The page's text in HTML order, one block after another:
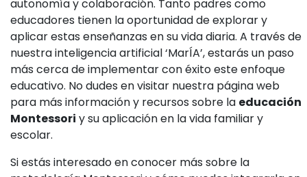
autonomía y colaboración. Tanto padres como
educadores tienen la oportunidad de explorar y
aplicar estas enseñanzas en su vida diaria. A través de
nuestra inteligencia artificial ‘MarÍA’, estarás un paso
más cerca de implementar con éxito este enfoque
educativo. No dudes en visitar nuestra página web
para más información y recursos sobre la educación
Montessori y su aplicación en la vida familiar y
escolar.
Si estás interesado en conocer más sobre la